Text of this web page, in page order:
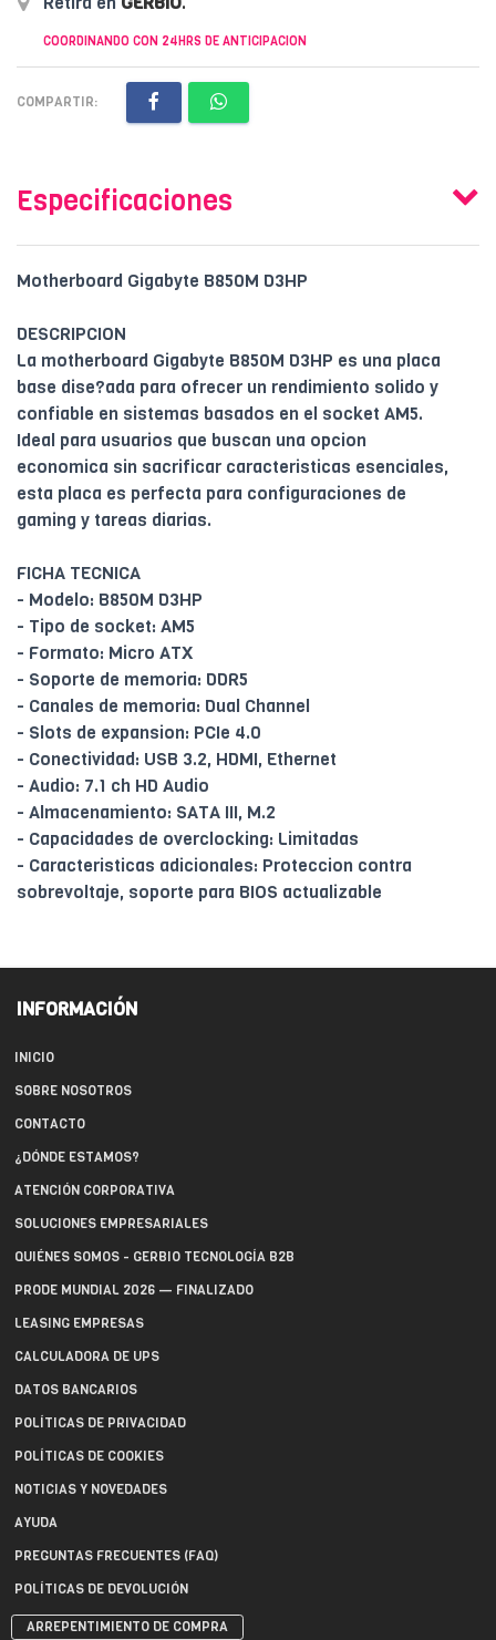
COORDINANDO CON 24HRS DE ANTICIPACION
COMPARTIR:
Especificaciones
Motherboard Gigabyte B850M D3HP
DESCRIPCION
La motherboard Gigabyte B850M D3HP es una placa
base dise?ada para ofrecer un rendimiento solido y
confiable en sistemas basados en el socket AM5.
Ideal para usuarios que buscan una opcion
economica sin sacrificar caracteristicas esenciales,
esta placa es perfecta para configuraciones de
gaming y tareas diarias.
FICHA TECNICA
- Modelo: B850M D3HP
- Tipo de socket: AM5
- Formato: Micro ATX
- Soporte de memoria: DDR5
- Canales de memoria: Dual Channel
- Slots de expansion: PCIe 4.0
- Conectividad: USB 3.2, HDMI, Ethernet
- Audio: 7.1 ch HD Audio
- Almacenamiento: SATA III, M.2
- Capacidades de overclocking: Limitadas
- Caracteristicas adicionales: Proteccion contra
sobrevoltaje, soporte para BIOS actualizable
INFORMACIÓN
INICIO
SOBRE NOSOTROS
CONTACTO
¿DÓNDE ESTAMOS?
ATENCIÓN CORPORATIVA
SOLUCIONES EMPRESARIALES
QUIÉNES SOMOS - GERBIO TECNOLOGÍA B2B
PRODE MUNDIAL 2026 — FINALIZADO
LEASING EMPRESAS
CALCULADORA DE UPS
DATOS BANCARIOS
POLÍTICAS DE PRIVACIDAD
POLÍTICAS DE COOKIES
NOTICIAS Y NOVEDADES
AYUDA
PREGUNTAS FRECUENTES (FAQ)
POLÍTICAS DE DEVOLUCIÓN
ARREPENTIMIENTO DE COMPRA